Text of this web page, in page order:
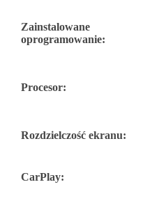
Zainstalowane
oprogramowanie:
Procesor:
Rozdzielczość ekranu:
CarPlay: